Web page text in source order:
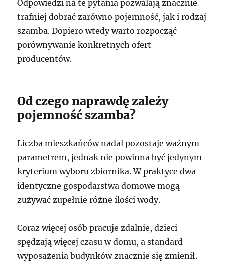
Odpowiedzi na te pytania pozwalają znacznie
trafniej dobrać zarówno pojemność, jak i rodzaj
szamba. Dopiero wtedy warto rozpocząć
porównywanie konkretnych ofert
producentów.
Od czego naprawdę zależy
pojemność szamba?
Liczba mieszkańców nadal pozostaje ważnym
parametrem, jednak nie powinna być jedynym
kryterium wyboru zbiornika. W praktyce dwa
identyczne gospodarstwa domowe mogą
zużywać zupełnie różne ilości wody.
Coraz więcej osób pracuje zdalnie, dzieci
spędzają więcej czasu w domu, a standard
wyposażenia budynków znacznie się zmienił.